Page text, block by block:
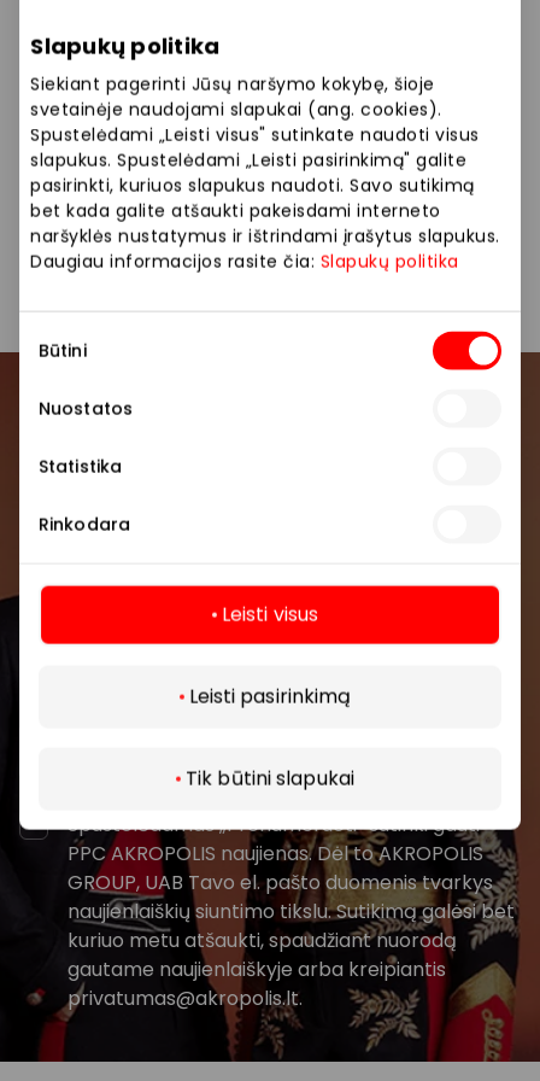
Slapukų politika
Siekiant pagerinti Jūsų naršymo kokybę, šioje
svetainėje naudojami slapukai (ang. cookies).
Spustelėdami „Leisti visus" sutinkate naudoti visus
slapukus. Spustelėdami „Leisti pasirinkimą" galite
pasirinkti, kuriuos slapukus naudoti. Savo sutikimą
bet kada galite atšaukti pakeisdami interneto
naršyklės nustatymus ir ištrindami įrašytus slapukus.
Daugiau informacijos rasite čia: Slapukų politika
pasirinkimas
Būtini
Nuostatos
Statistika
Rinkodara
Leisti visus
Leisti pasirinkimą
Tik būtini slapukai
gaminius atrenkame itin kruopščiai ir atsakingai.
Siūlome platų prekių pasirinkimą: Žvakės, skalbikliai,
veido ir plaukų priežiūros priemonės.
Kosmetika ir parfumerija Parduotuvės
Prekės namams ir elektronika
Prisijunkite prie mūsų
Pirmieji sužinokite apie geriausius pasiūlymus,
renginius ir naujausią informaciją iš AKROPOLIS
Spustelėdamas „Prenumeruoti“ sutinki gauti
PPC AKROPOLIS naujienas. Dėl to AKROPOLIS
GROUP, UAB Tavo el. pašto duomenis tvarkys
naujienlaiškių siuntimo tikslu. Sutikimą galėsi bet
kuriuo metu atšaukti, spaudžiant nuorodą
gautame naujienlaiškyje arba kreipiantis
privatumas@akropolis.lt.
Daugiau